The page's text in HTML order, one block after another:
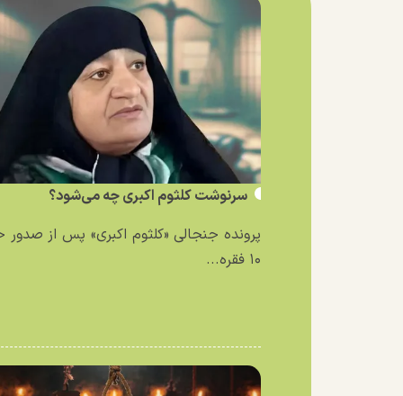
سرنوشت کلثوم اکبری چه می‌شود؟
پرونده جنجالی «کلثوم اکبری» پس از
۱۰ فقره...